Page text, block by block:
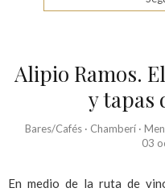
Alipio Ramos.
y tapas
Bares/Cafés · Chamberí ·
03
En medio de la ruta de